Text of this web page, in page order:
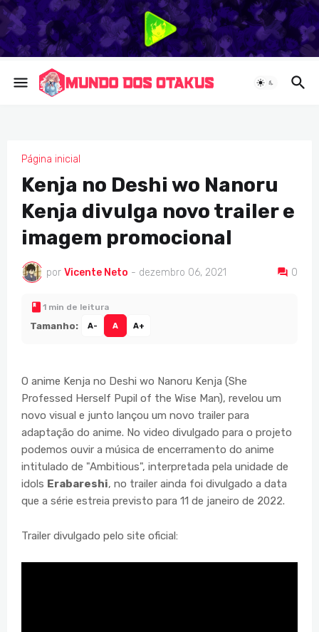
Página inicial
Kenja no Deshi wo Nanoru
Kenja divulga novo trailer e
imagem promocional
por Vicente Neto - dezembro 06, 2021 0
1 min de leitura
Tamanho: A- A A+
O anime Kenja no Deshi wo Nanoru Kenja (She
Professed Herself Pupil of the Wise Man), revelou um
novo visual e junto lançou um novo trailer para
adaptação do anime. No video divulgado para o projeto
podemos ouvir a música de encerramento do anime
intitulado de "Ambitious", interpretada pela unidade de
idols Erabareshi, no trailer ainda foi divulgado a data
que a série estreia previsto para 11 de janeiro de 2022.
Trailer divulgado pelo site oficial: